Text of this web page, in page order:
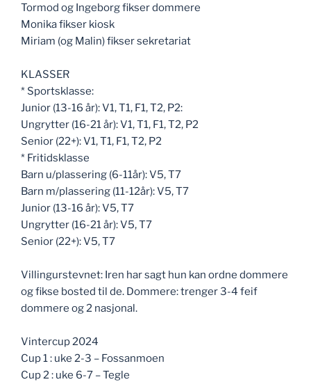
Tormod og Ingeborg fikser dommere
Monika fikser kiosk
Miriam (og Malin) fikser sekretariat
KLASSER
* Sportsklasse:
Junior (13-16 år): V1, T1, F1, T2, P2:
Ungrytter (16-21 år): V1, T1, F1, T2, P2
Senior (22+): V1, T1, F1, T2, P2
* Fritidsklasse
Barn u/plassering (6-11år): V5, T7
Barn m/plassering (11-12år): V5, T7
Junior (13-16 år): V5, T7
Ungrytter (16-21 år): V5, T7
Senior (22+): V5, T7
Villingurstevnet: Iren har sagt hun kan ordne dommere
og fikse bosted til de. Dommere: trenger 3-4 feif
dommere og 2 nasjonal.
Vintercup 2024
Cup 1 : uke 2-3 – Fossanmoen
Cup 2 : uke 6-7 – Tegle